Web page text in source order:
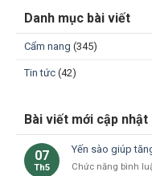
Danh mục bài viết
Cẩm nang (345)
Tin tức (42)
Bài viết mới cập nhật
07
Th5
Yến sào giúp
Chức năng bình